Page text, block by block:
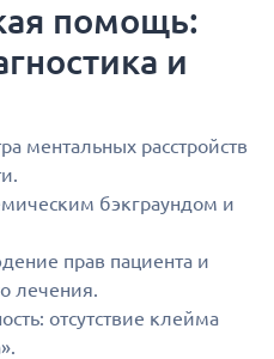
помощь:
и
ментальных расстройств
бэкграундом и
прав пациента и
лечения.
отсутствие клейма